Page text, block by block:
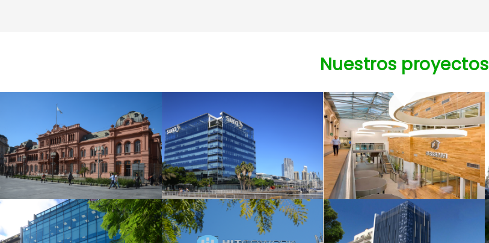
Nuestros proyectos
Casa de Gobierno Madero Riverside
Prisma Medios de
Pago
Pellegrini 719 Libertador 8614 Altman Eco Office